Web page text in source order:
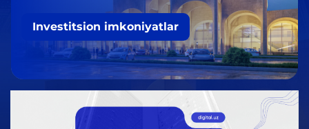
Investitsion imkoniyatlar